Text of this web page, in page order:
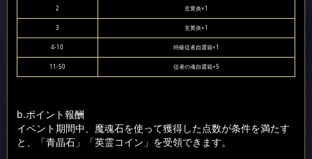
2 玄黄炎×1
3 玄黄炎×1
4-10 特級従者自選箱×1
11-50 従者の魂自選箱×5
b.ポイント報酬
イベント期間中、魔魂石を使って獲得した点数が条件を満たす
と、「青晶石」「英霊コイン」を受領できます。